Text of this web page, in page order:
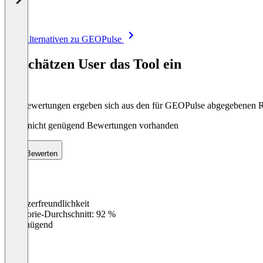
Alle Alternativen zu GEOPulse
So schätzen User das Tool ein
Die Bewertungen ergeben sich aus den für GEOPulse abgegebenen
Noch nicht genügend Bewertungen vorhanden
Bewerten
Benutzerfreundlichkeit
Kategorie-Durchschnitt: 92 %
Ungenügend